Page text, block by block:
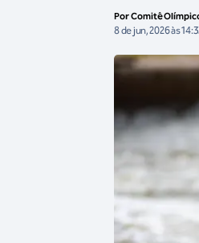
Por Comitê
8 de jun, 2026 às